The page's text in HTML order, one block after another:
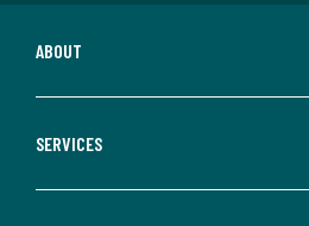
ABOUT
SERVICES